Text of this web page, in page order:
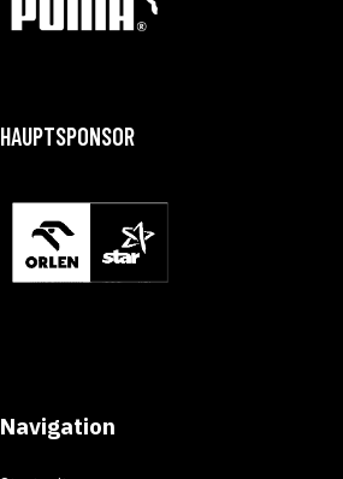
HAUPTSPONSOR
Navigation